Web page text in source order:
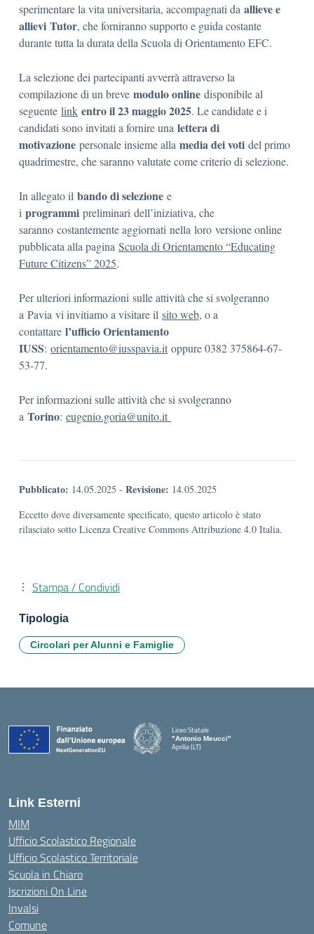
sperimentare la vita universitaria, accompagnati da allieve e
allievi Tutor, che forniranno supporto e guida costante
durante tutta la durata della Scuola di Orientamento EFC.
La selezione dei partecipanti avverrà attraverso la
compilazione di un breve modulo online disponibile al
seguente link entro il 23 maggio 2025. Le candidate e i
candidati sono invitati a fornire una lettera di
motivazione personale insieme alla media dei voti del primo
quadrimestre, che saranno valutate come criterio di selezione.
In allegato il bando di selezione e
i programmi preliminari dell’iniziativa, che
saranno costantemente aggiornati nella loro versione online
pubblicata alla pagina Scuola di Orientamento “Educating
Future Citizens” 2025.
Per ulteriori informazioni sulle attività che si svolgeranno
a Pavia vi invitiamo a visitare il sito web, o a
contattare l’ufficio Orientamento
IUSS: orientamento@iusspavia.it oppure 0382 375864-67-
53-77.
Per informazioni sulle attività che si svolgeranno
a Torino: eugenio.goria@unito.it
Pubblicato: 14.05.2025 - Revisione: 14.05.2025
Eccetto dove diversamente specificato, questo articolo è stato
rilasciato sotto Licenza Creative Commons Attribuzione 4.0 Italia.
Stampa / Condividi
Tipologia
Circolari per Alunni e Famiglie
Liceo Statale
"Antonio Meucci"
Aprilia (LT)
Link Esterni
MIM
Ufficio Scolastico Regionale
Ufficio Scolastico Territoriale
Scuola in Chiaro
Iscrizioni On Line
Invalsi
Comune